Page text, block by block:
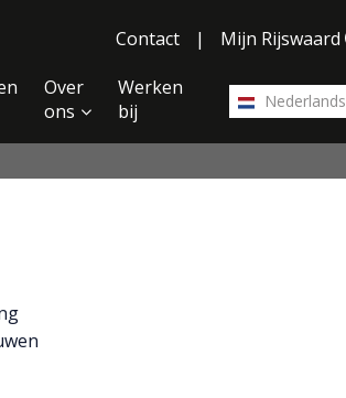
Contact
| Mijn Rijswaard
Nederlands
Over
ons
Werken
bij